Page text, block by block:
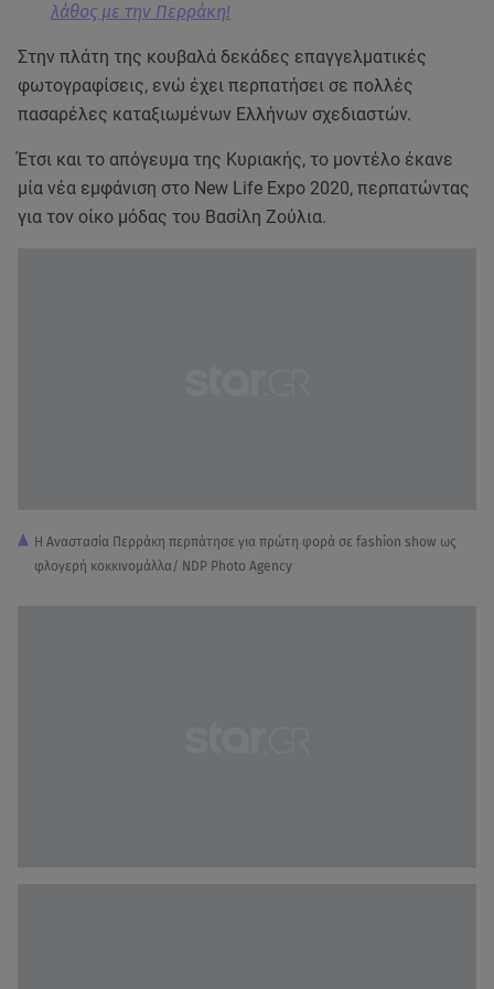
λάθος με την Περράκη!
Στην πλάτη της κουβαλά δεκάδες επαγγελματικές
φωτογραφίσεις, ενώ έχει περπατήσει σε πολλές
πασαρέλες καταξιωμένων Ελλήνων σχεδιαστών.
Έτσι και το απόγευμα της Κυριακής, το μοντέλο έκανε
μία νέα εμφάνιση στο Νew Life Expo 2020, περπατώντας
για τον οίκο μόδας του Βασίλη Ζούλια.
Η Αναστασία Περράκη περπάτησε για πρώτη φορά σε fashion show ως
φλογερή κοκκινομάλλα/ NDP Photo Agency